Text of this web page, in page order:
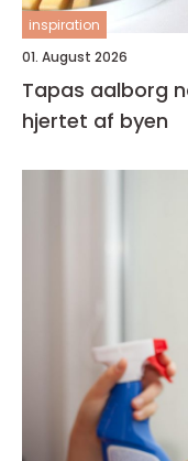
inspiration
01. August 2026
Tapas aalborg nordisk smagsoplevelse i
hjertet af byen